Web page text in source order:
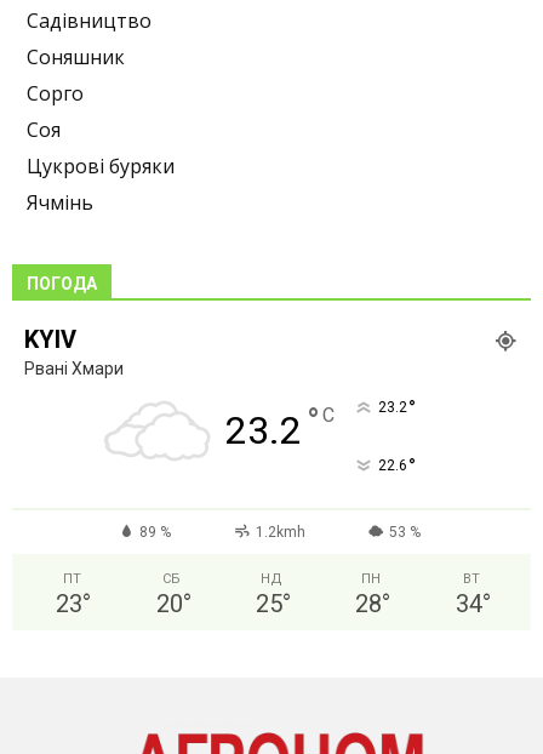
Садівництво
Соняшник
Сорго
Соя
Цукрові буряки
Ячмінь
ПОГОДА
KYIV
Рвані Хмари
23.2 ° C 23.2°
22.6 °
89 % 1.2kmh 53 %
ПТ
23°
СБ
20°
НД
25°
ПН
28°
ВТ
34°